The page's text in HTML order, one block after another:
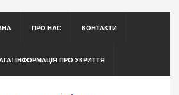
ПРО НАС КОНТАКТИ
ІНФОРМАЦІЯ ПРО УКРИТТЯ